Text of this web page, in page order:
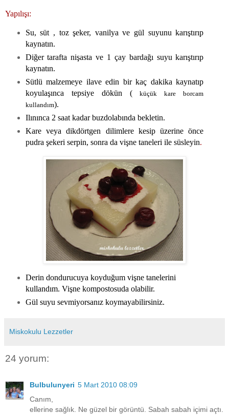
Yapılışı:
Su, süt , toz şeker, vanilya ve gül suyunu karıştırıp
kaynatın.
Diğer tarafta nişasta ve 1 çay bardağı suyu karıştırıp
kaynatın.
Sütlü malzemeye ilave edin bir kaç dakika kaynatıp
koyulaşınca tepsiye dökün (küçük kare borcam
kullandım).
Ilınınca 2 saat kadar buzdolabında bekletin.
Kare veya dikdörtgen dilimlere kesip üzerine önce
pudra şekeri serpin, sonra da vişne taneleri ile süsleyin.
Derin dondurucuya koyduğum vişne tanelerini
kullandım. Vişne kompostosuda olabilir.
Gül suyu sevmiyorsanız koymayabilirsiniz.
Miskokulu Lezzetler
24 yorum:
Bulbulunyeri 5 Mart 2010 08:09
Canım,
ellerine sağlık. Ne güzel bir görüntü. Sabah sabah içimi açtı.